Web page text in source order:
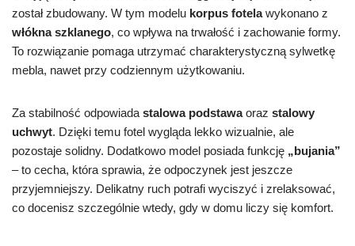
został zbudowany. W tym modelu korpus fotelawykonano z
włókna szklanego, co wpływa na trwałość i zachowanie formy.
To rozwiązanie pomaga utrzymać charakterystyczną sylwetkę
mebla, nawet przy codziennym użytkowaniu.
Za stabilność odpowiadastalowa podstawaoraz stalowy
uchwyt. Dzięki temu fotel wygląda lekko wizualnie, ale
pozostaje solidny. Dodatkowo model posiada funkcję „bujania”
– to cecha, która sprawia, że odpoczynek jest jeszcze
przyjemniejszy. Delikatny ruch potrafi wyciszyć i zrelaksować,
co docenisz szczególnie wtedy, gdy w domu liczy się komfort.